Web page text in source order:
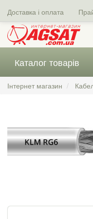
Доставка і оплата
Каталог товарів
Інтернет магазин